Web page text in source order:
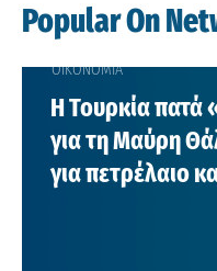
Popular On
ΟΙΚΟΝΟΜΙΑ
Η Τουρκία πατά
για τη Μαύρη
για πετρέλαιο